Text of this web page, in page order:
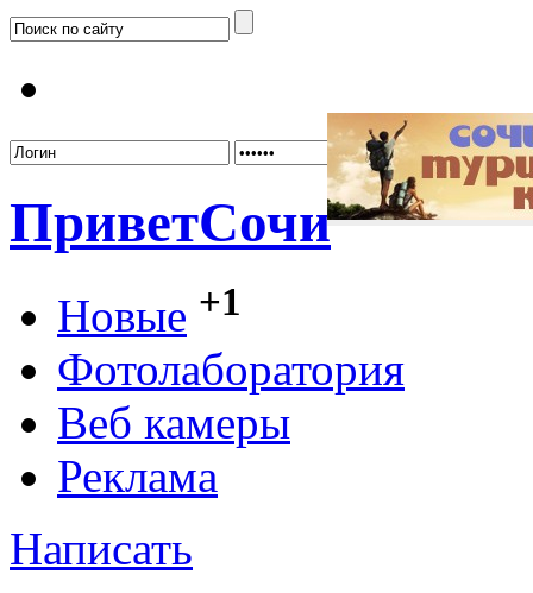
ПриветСочи
Новые +1
Фотолаборатория
Веб камеры
Реклама
Написать